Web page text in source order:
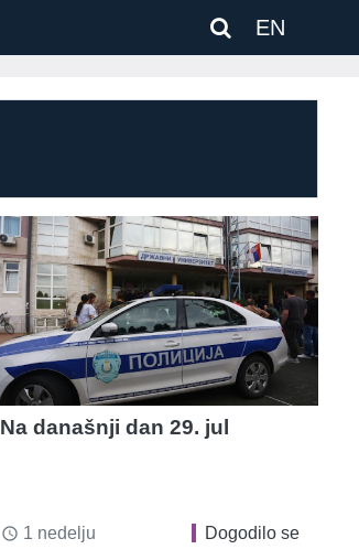
EN
Na današnji dan 29. jul
access_time 1 nedelju Dogodilo se